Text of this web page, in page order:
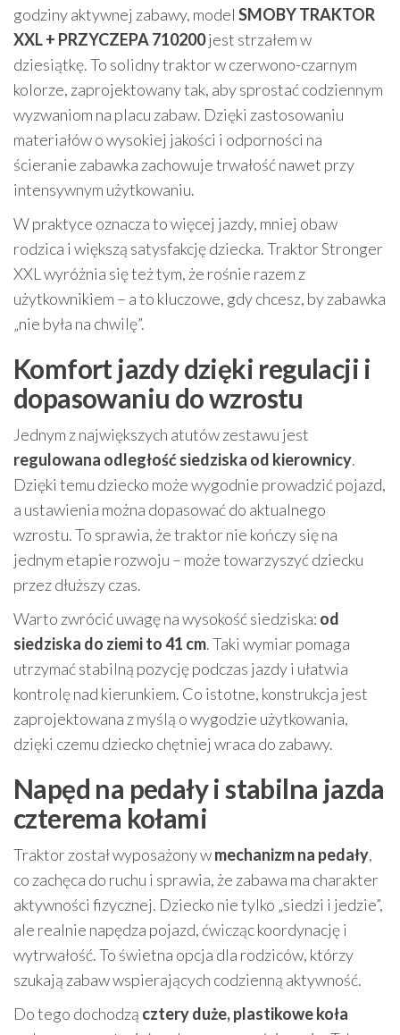
godziny aktywnej zabawy, model SMOBY TRAKTOR
XXL + PRZYCZEPA 710200jest strzałem w
dziesiątkę. To solidny traktor w czerwono-czarnym
kolorze, zaprojektowany tak, aby sprostać codziennym
wyzwaniom na placu zabaw. Dzięki zastosowaniu
materiałów o wysokiej jakości i odporności na
ścieranie zabawka zachowuje trwałość nawet przy
intensywnym użytkowaniu.
W praktyce oznacza to więcej jazdy, mniej obaw
rodzica i większą satysfakcję dziecka. Traktor Stronger
XXL wyróżnia się też tym, że rośnie razem z
użytkownikiem – a to kluczowe, gdy chcesz, by zabawka
„nie była na chwilę”.
Komfort jazdy dzięki regulacji i
dopasowaniu do wzrostu
Jednym z największych atutów zestawu jest
regulowana odległość siedziska od kierownicy.
Dzięki temu dziecko może wygodnie prowadzić pojazd,
a ustawienia można dopasować do aktualnego
wzrostu. To sprawia, że traktor nie kończy się na
jednym etapie rozwoju – może towarzyszyć dziecku
przez dłuższy czas.
Warto zwrócić uwagę na wysokość siedziska: od
siedziska do ziemi to 41 cm. Taki wymiar pomaga
utrzymać stabilną pozycję podczas jazdy i ułatwia
kontrolę nad kierunkiem. Co istotne, konstrukcja jest
zaprojektowana z myślą o wygodzie użytkowania,
dzięki czemu dziecko chętniej wraca do zabawy.
Napęd na pedały i stabilna jazda
czterema kołami
Traktor został wyposażony wmechanizm na pedały,
co zachęca do ruchu i sprawia, że zabawa ma charakter
aktywności fizycznej. Dziecko nie tylko „siedzi i jedzie”,
ale realnie napędza pojazd, ćwicząc koordynację i
wytrwałość. To świetna opcja dla rodziców, którzy
szukają zabaw wspierających codzienną aktywność.
Do tego dochodzą cztery duże, plastikowe koła